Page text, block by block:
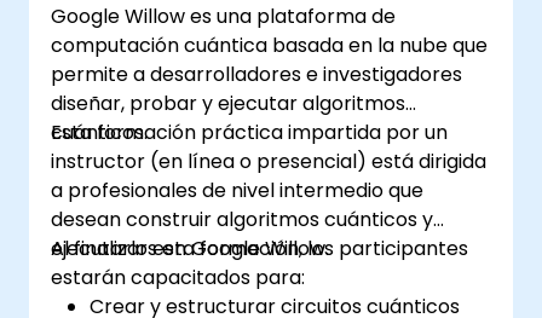
Google Willow es una plataforma de
computación cuántica basada en la nube que
permite a desarrolladores e investigadores
diseñar, probar y ejecutar algoritmos
cuánticos.
Esta formación práctica impartida por un
instructor (en línea o presencial) está dirigida
a profesionales de nivel intermedio que
desean construir algoritmos cuánticos y
ejecutarlos en Google Willow.
Al finalizar esta formación, los participantes
estarán capacitados para:
Crear y estructurar circuitos cuánticos